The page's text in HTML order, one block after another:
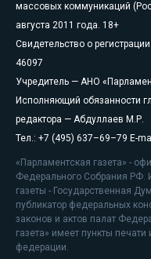
массовых коммуникаций
августа 2011 года. 18+
Свидетельство о
46097
Учредитель — АНО
Исполняющий обязанности
редактора — Абдуллаев М.Р.
Тел.: +7 (495) 637–69–79 E-
«Парламентская газета» -
Федерального Собрания РФ.
газеты - Государственная
публикатор федеральных
законов и актов палат
газета» имеет пункты
федерации.